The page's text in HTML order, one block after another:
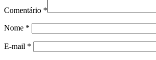
Comentário *
Nome *
E-mail *